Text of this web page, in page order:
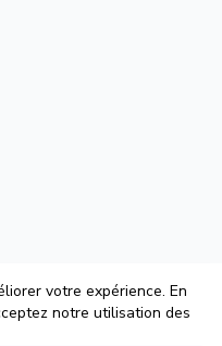
votre expérience. En
notre utilisation des